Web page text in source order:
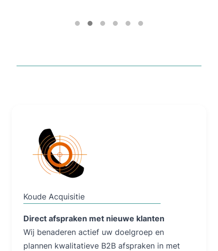
Koude Acquisitie
Direct afspraken met nieuwe klanten
Wij benaderen actief uw doelgroep en
plannen kwalitatieve B2B afspraken in met